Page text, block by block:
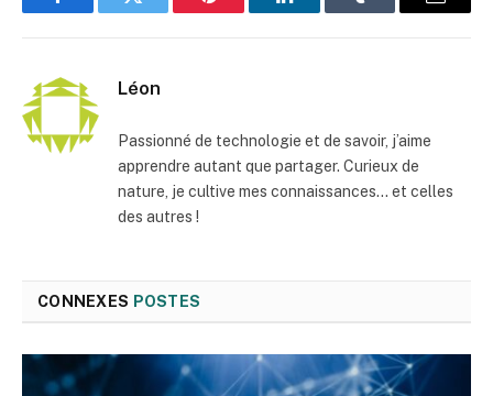
FacebookTwitter Pinterest LinkedInTumblr
E-
Léon
Passionné de technologie et de savoir, j’aime
apprendre autant que partager. Curieux de
nature, je cultive mes connaissances… et celles
des autres !
CONNEXES POSTES